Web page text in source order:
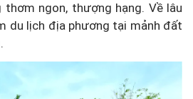
ngon, thượng hạng. Về lâu
du lịch địa phương tại mảnh đất